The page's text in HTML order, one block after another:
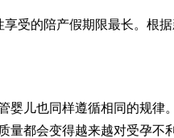
受的陪产假期限最长。根
婴儿也同样遵循相同的规律
量都会变得越来越对受孕不